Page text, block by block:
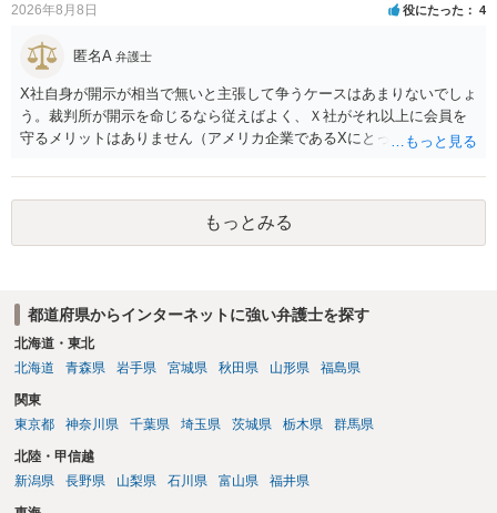
2026年8月8日 役にたった 4
匿名A 弁護士
X社自身が開示が相当で無いと主張して争うケースはあまりないでしょ
う。裁判所が開示を命じるなら従えばよく、Ｘ社がそれ以上に会員を
守るメリットはありません（アメリカ企業であるXにとって、日本の会
うかを争うよりも、「発信者情報の保有確認がまだできていない」な
どと言い訳して確認できるまで発令を引き伸ばす方で対応してくる方
が圧倒的に多いです（この作戦は必ずといっていいほど行ってきま
す）。
もっとみる
都道府県からインターネットに強い弁護士を探す
北海道・東北
北海道
青森県 岩手県 宮城県 秋田県 山形県 福島県
関東
東京都
神奈川県 千葉県 埼玉県 茨城県 栃木県 群馬県
北陸・甲信越
新潟県
長野県 山梨県 石川県 富山県 福井県